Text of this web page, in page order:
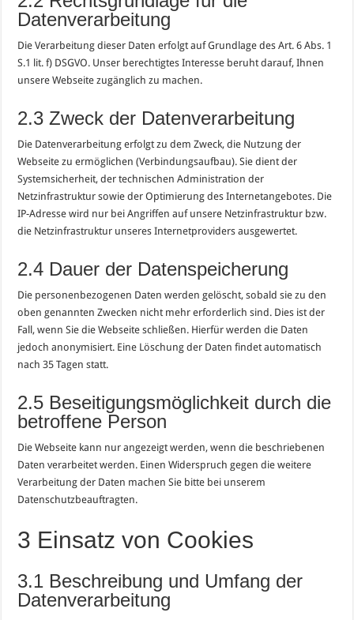
Datenverarbeitung
Die Verarbeitung dieser Daten erfolgt auf Grundlage des Art. 6 Abs. 1
S.1 lit. f) DSGVO. Unser berechtigtes Interesse beruht darauf, Ihnen
unsere Webseite zugänglich zu machen.
2.3 Zweck der Datenverarbeitung
Die Datenverarbeitung erfolgt zu dem Zweck, die Nutzung der
Webseite zu ermöglichen (Verbindungsaufbau). Sie dient der
Systemsicherheit, der technischen Administration der
Netzinfrastruktur sowie der Optimierung des Internetangebotes. Die
IP-Adresse wird nur bei Angriffen auf unsere Netzinfrastruktur bzw.
die Netzinfrastruktur unseres Internetproviders ausgewertet.
2.4 Dauer der Datenspeicherung
Die personenbezogenen Daten werden gelöscht, sobald sie zu den
oben genannten Zwecken nicht mehr erforderlich sind. Dies ist der
Fall, wenn Sie die Webseite schließen. Hierfür werden die Daten
jedoch anonymisiert. Eine Löschung der Daten findet automatisch
nach 35 Tagen statt.
2.5 Beseitigungsmöglichkeit durch die
betroffene Person
Die Webseite kann nur angezeigt werden, wenn die beschriebenen
Daten verarbeitet werden. Einen Widerspruch gegen die weitere
Verarbeitung der Daten machen Sie bitte bei unserem
Datenschutzbeauftragten.
3 Einsatz von Cookies
3.1 Beschreibung und Umfang der
Datenverarbeitung